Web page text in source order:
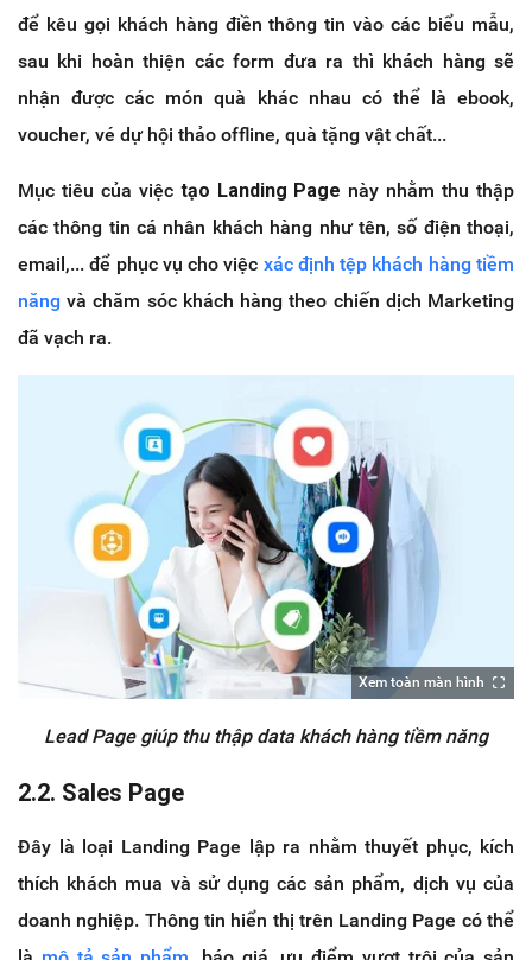
để kêu gọi khách hàng điền thông tin vào các biểu mẫu,
sau khi hoàn thiện các form đưa ra thì khách hàng sẽ
nhận được các món quà khác nhau có thể là ebook,
voucher, vé dự hội thảo offline, quà tặng vật chất...
Mục tiêu của việc tạo Landing Page này nhằm thu thập
các thông tin cá nhân khách hàng như tên, số điện thoại,
email,... để phục vụ cho việc xác định tệp khách hàng tiềm
năng và chăm sóc khách hàng theo chiến dịch Marketing
đã vạch ra.
Xem toàn màn hình
Lead Page giúp thu thập data khách hàng tiềm năng
2.2. Sales Page
Đây là loại Landing Page lập ra nhằm thuyết phục, kích
thích khách mua và sử dụng các sản phẩm, dịch vụ của
doanh nghiệp. Thông tin hiển thị trên Landing Page có thể